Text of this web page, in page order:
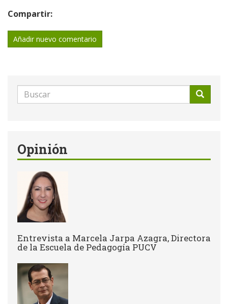
Compartir:
Añadir nuevo comentario
Formulario
de
Opinión
Entrevista a Marcela Jarpa Azagra, Directora
de la Escuela de Pedagogía PUCV